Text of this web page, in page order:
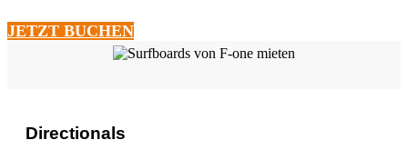
JETZT BUCHEN
Directionals